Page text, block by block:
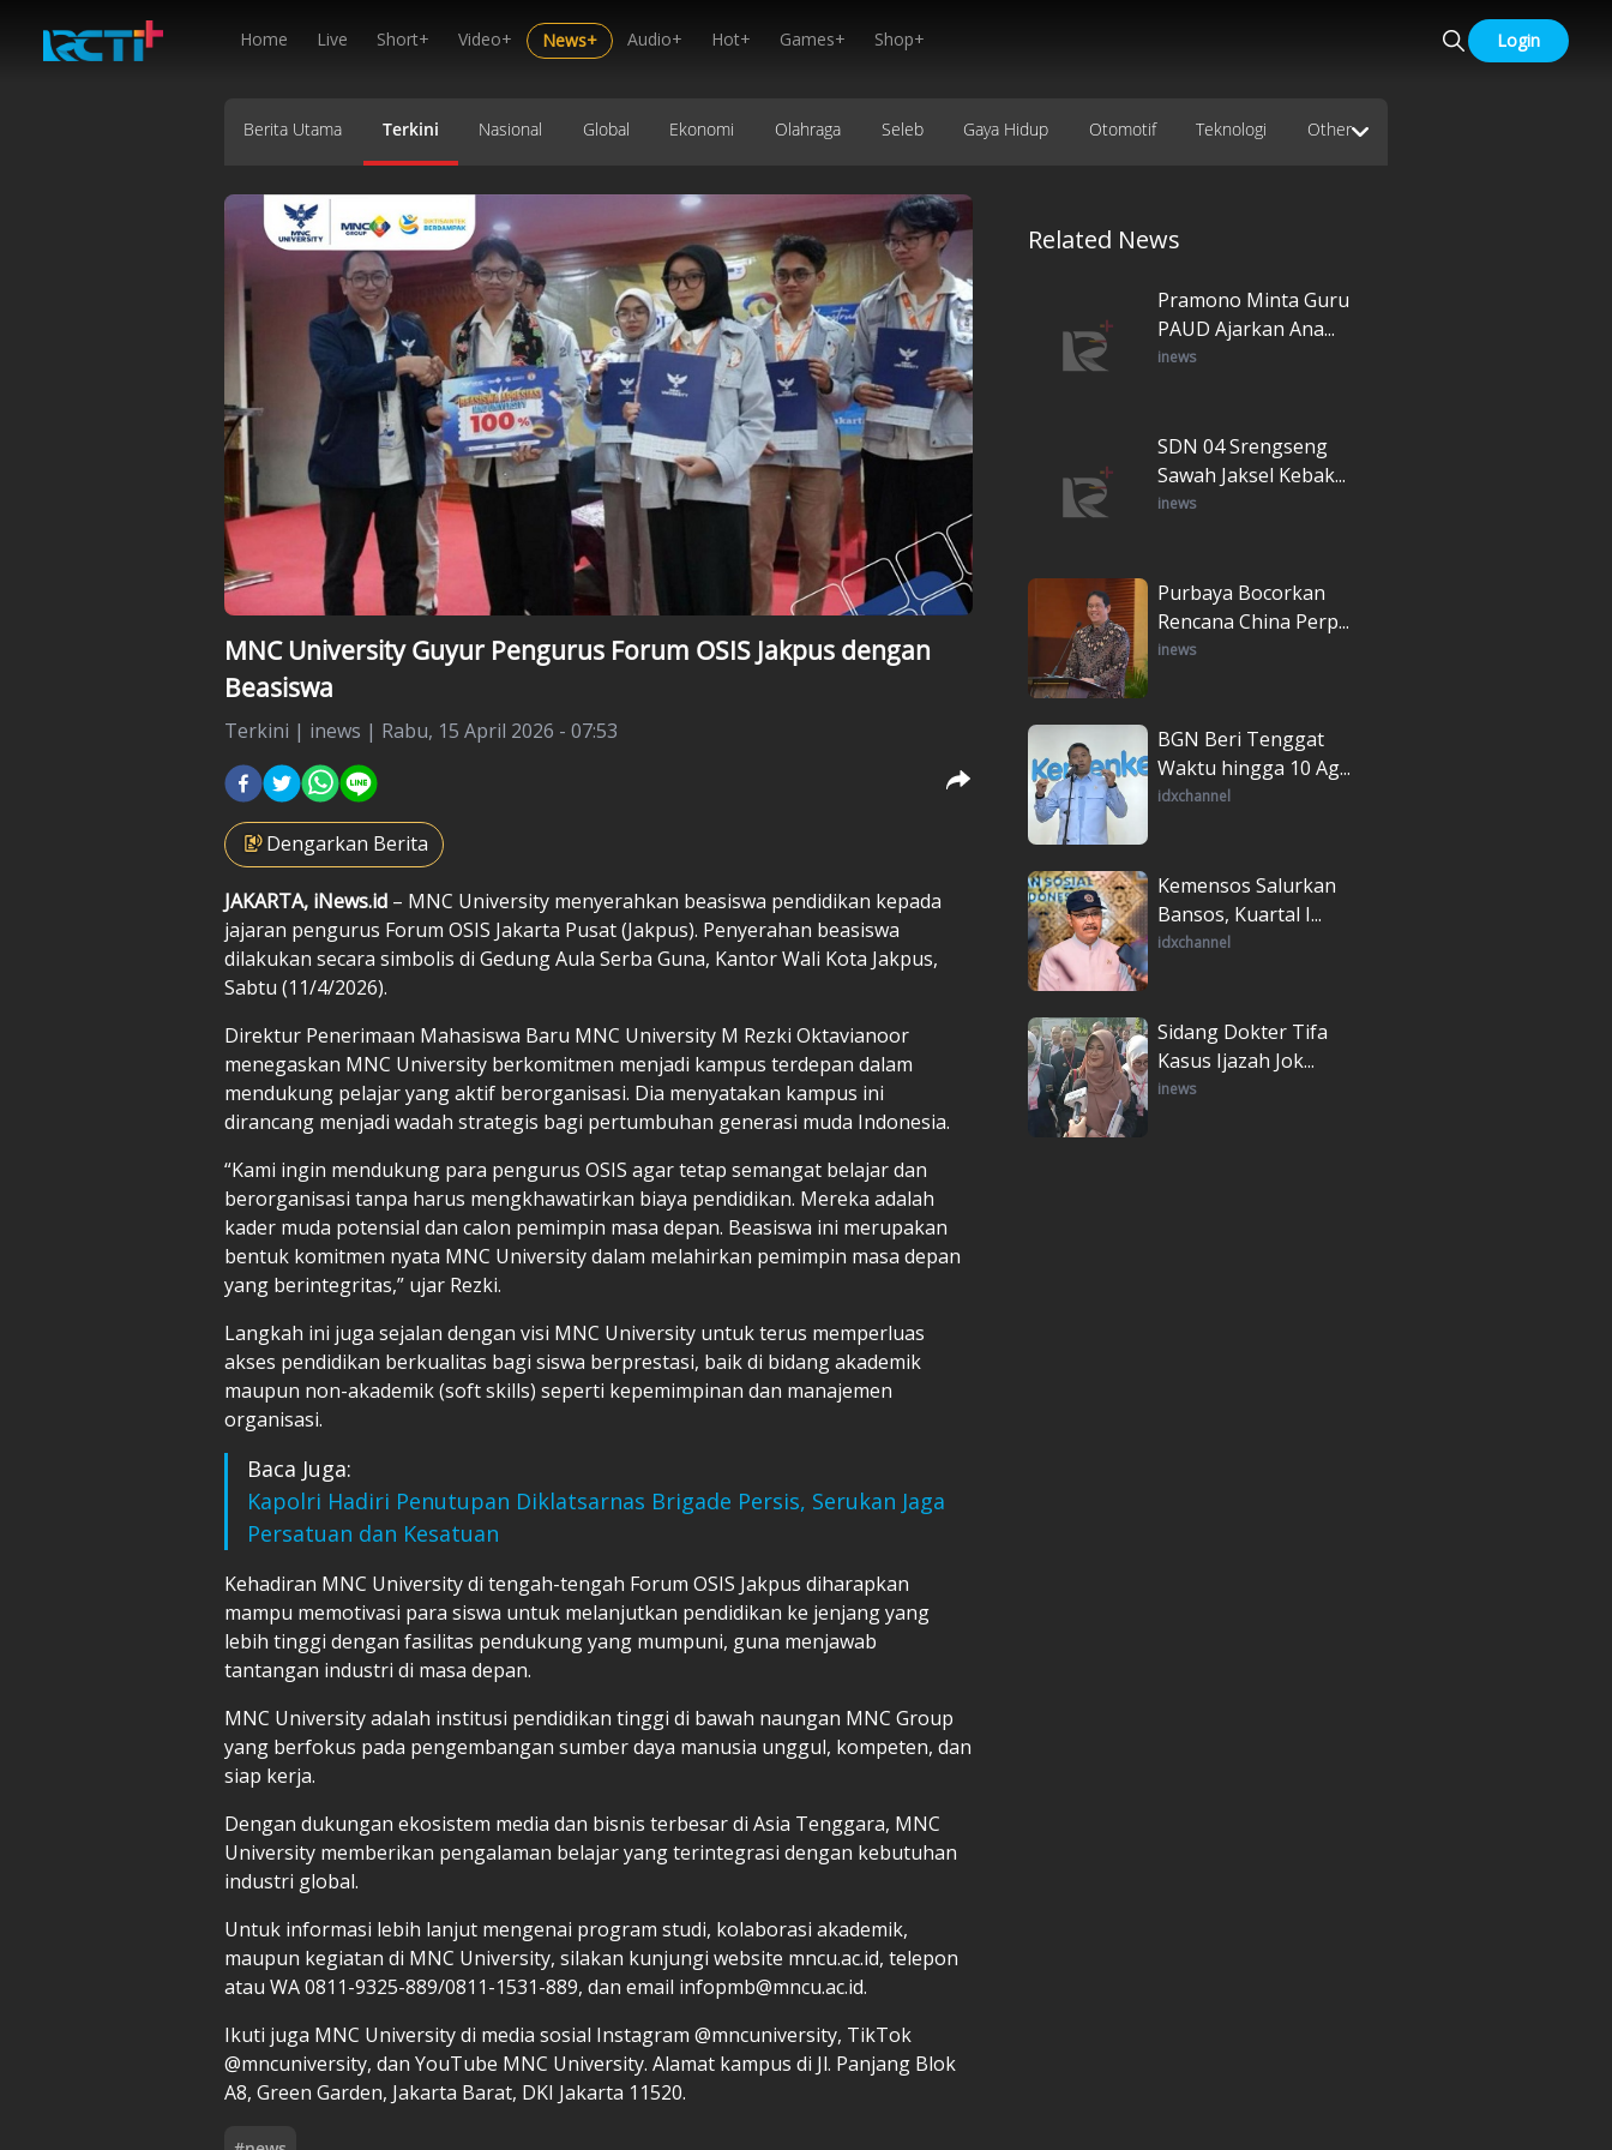
Home Live Short+ Video+ News+ Audio+ Hot+ Games+ Shop+ Login
Berita Utama Terkini Nasional Global Ekonomi Olahraga Seleb Gaya Hidup Otomotif Teknologi Other
MNC University Guyur Pengurus Forum OSIS Jakpus dengan
Beasiswa
Terkini | inews | Rabu, 15 April 2026 - 07:53
Dengarkan Berita
JAKARTA, iNews.id – MNC University menyerahkan beasiswa pendidikan kepada
jajaran pengurus Forum OSIS Jakarta Pusat (Jakpus). Penyerahan beasiswa
dilakukan secara simbolis di Gedung Aula Serba Guna, Kantor Wali Kota Jakpus,
Sabtu (11/4/2026).
Direktur Penerimaan Mahasiswa Baru MNC University M Rezki Oktavianoor
menegaskan MNC University berkomitmen menjadi kampus terdepan dalam
mendukung pelajar yang aktif berorganisasi. Dia menyatakan kampus ini
dirancang menjadi wadah strategis bagi pertumbuhan generasi muda Indonesia.
“Kami ingin mendukung para pengurus OSIS agar tetap semangat belajar dan
berorganisasi tanpa harus mengkhawatirkan biaya pendidikan. Mereka adalah
kader muda potensial dan calon pemimpin masa depan. Beasiswa ini merupakan
bentuk komitmen nyata MNC University dalam melahirkan pemimpin masa depan
yang berintegritas,” ujar Rezki.
Langkah ini juga sejalan dengan visi MNC University untuk terus memperluas
akses pendidikan berkualitas bagi siswa berprestasi, baik di bidang akademik
maupun non-akademik (soft skills) seperti kepemimpinan dan manajemen
organisasi.
Baca Juga:
Kapolri Hadiri Penutupan Diklatsarnas Brigade Persis, Serukan Jaga
Persatuan dan Kesatuan
Kehadiran MNC University di tengah-tengah Forum OSIS Jakpus diharapkan
mampu memotivasi para siswa untuk melanjutkan pendidikan ke jenjang yang
lebih tinggi dengan fasilitas pendukung yang mumpuni, guna menjawab
tantangan industri di masa depan.
MNC University adalah institusi pendidikan tinggi di bawah naungan MNC Group
yang berfokus pada pengembangan sumber daya manusia unggul, kompeten, dan
siap kerja.
Dengan dukungan ekosistem media dan bisnis terbesar di Asia Tenggara, MNC
University memberikan pengalaman belajar yang terintegrasi dengan kebutuhan
industri global.
Untuk informasi lebih lanjut mengenai program studi, kolaborasi akademik,
maupun kegiatan di MNC University, silakan kunjungi website mncu.ac.id, telepon
atau WA 0811-9325-889/0811-1531-889, dan email infopmb@mncu.ac.id.
Ikuti juga MNC University di media sosial Instagram @mncuniversity, TikTok
@mncuniversity, dan YouTube MNC University. Alamat kampus di Jl. Panjang Blok
A8, Green Garden, Jakarta Barat, DKI Jakarta 11520.
Related News
Pramono Minta Guru
PAUD Ajarkan Ana...
inews
SDN 04 Srengseng
Sawah Jaksel Kebak...
inews
Purbaya Bocorkan
Rencana China Perp...
inews
BGN Beri Tenggat
Waktu hingga 10 Ag...
idxchannel
Kemensos Salurkan
Bansos, Kuartal I...
idxchannel
Sidang Dokter Tifa
Kasus Ijazah Jok...
inews